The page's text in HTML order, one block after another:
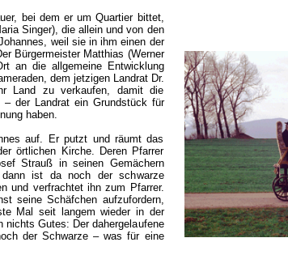
bei dem er um Quartier bittet,
Singer), die allein und von den
weil sie in ihm einen der
Bürgermeister Matthias (Werner
an die allgemeine Entwicklung
dem jetzigen Landrat Dr.
Land zu verkaufen, damit die
– der Landrat ein Grundstück für
haben.
auf. Er putzt und räumt das
örtlichen Kirche. Deren Pfarrer
Strauß in seinen Gemächern
ist da noch der schwarze
und verfrachtet ihn zum Pfarrer.
seine Schäfchen aufzufordern,
Mal seit langem wieder in der
nichts Gutes: Der dahergelaufene
der Schwarze – was für eine